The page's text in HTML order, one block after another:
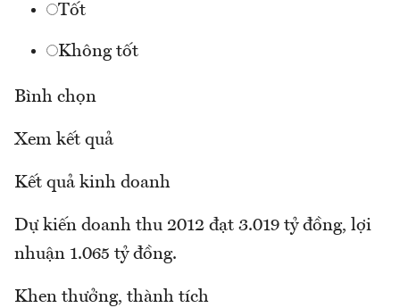
Tốt
Không tốt
Bình chọn
Xem kết quả
Kết quả kinh doanh
Dự kiến doanh thu 2012 đạt 3.019 tỷ đồng, lợi
nhuận 1.065 tỷ đồng.
Khen thưởng, thành tích